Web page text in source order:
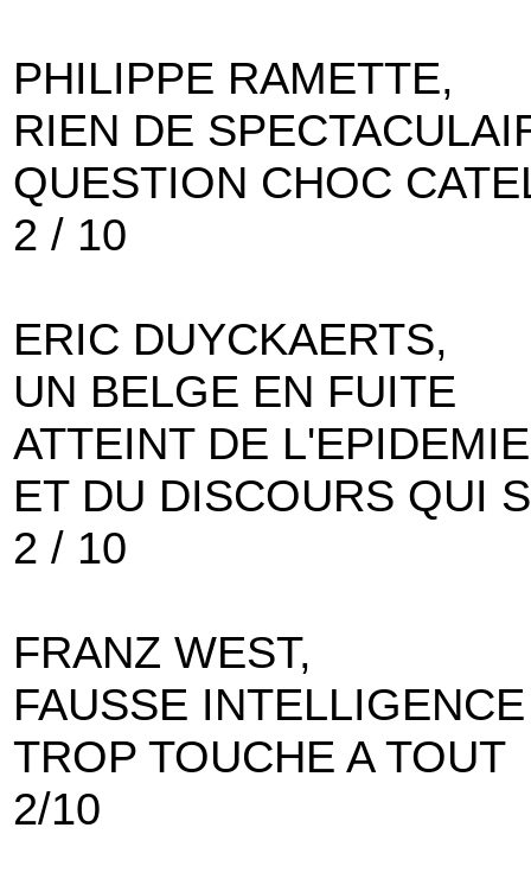
PHILIPPE RAMETTE,
RIEN DE
QUESTION CHOC
2 / 10
ERIC DUYCKAERTS,
UN BELGE EN FUITE
ATTEINT DE
ET DU DISCOURS QUI
2 / 10
FRANZ WEST,
FAUSSE INTELLIGENCE
TROP TOUCHE A TOUT
2/10